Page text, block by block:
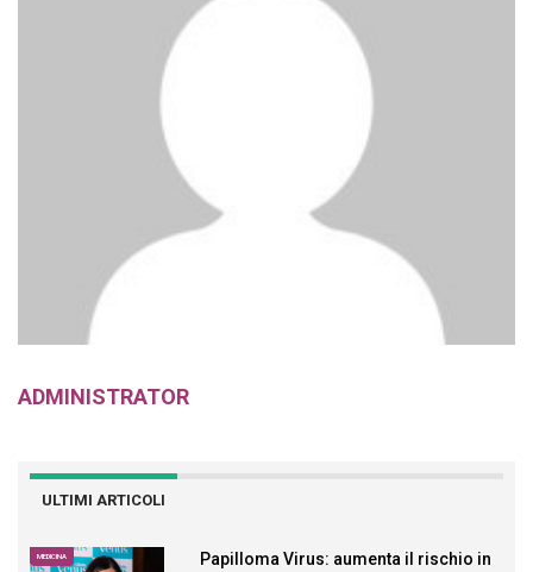
ADMINISTRATOR
ULTIMI ARTICOLI
MEDICINA
Papilloma Virus: aumenta il rischio in